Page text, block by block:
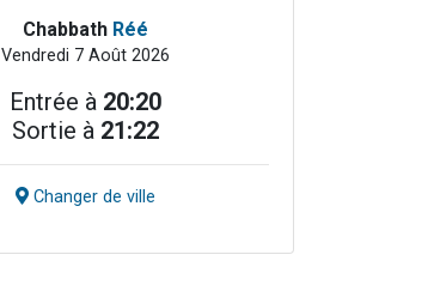
Chabbath Réé
Vendredi 7 Août 2026
Entrée à 20:20
Sortie à 21:22
Changer de ville